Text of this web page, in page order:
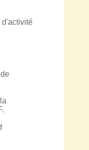
d'activité